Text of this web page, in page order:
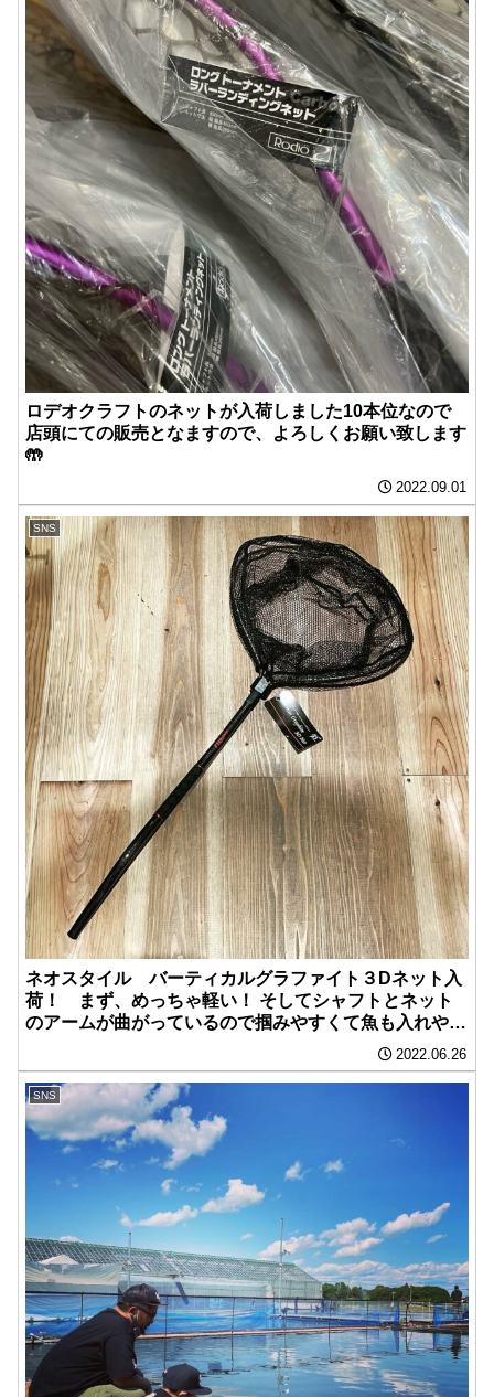
ロデオクラフトのネットが入荷しました️10本位なので
店頭にての販売となますので、よろしくお願い致します
🤲
2022.09.01
SNS
ネオスタイル バーティカルグラファイト３Dネット入
荷！ まず、めっちゃ軽い！ そしてシャフトとネット
のアームが曲がっているので掴みやすくて魚も入れやす
2022.06.26
SNS